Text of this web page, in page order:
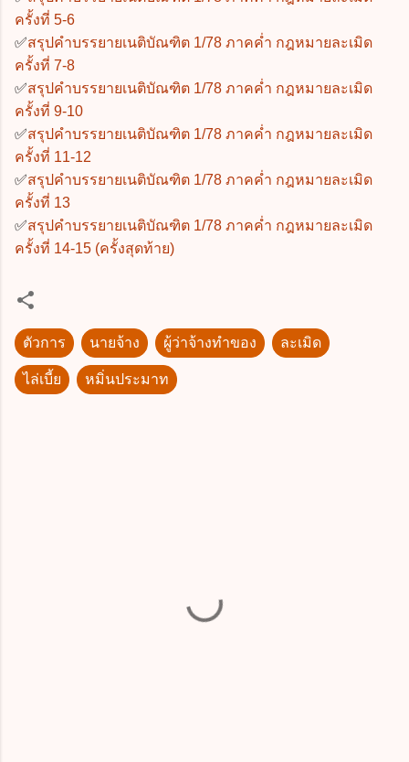
ครั้งที่ 5-6
✅สรุปคำบรรยายเนติบัณฑิต 1/78 ภาคค่ำ กฎหมายละเมิด
ครั้งที่ 7-8
✅สรุปคำบรรยายเนติบัณฑิต 1/78 ภาคค่ำ กฎหมายละเมิด
ครั้งที่ 9-10
✅สรุปคำบรรยายเนติบัณฑิต 1/78 ภาคค่ำ กฎหมายละเมิด
ครั้งที่ 11-12
✅สรุปคำบรรยายเนติบัณฑิต 1/78 ภาคค่ำ กฎหมายละเมิด
ครั้งที่ 13
✅สรุปคำบรรยายเนติบัณฑิต 1/78 ภาคค่ำ กฎหมายละเมิด
ครั้งที่ 14-15 (ครั้งสุดท้าย)
ตัวการ นายจ้าง ผู้ว่าจ้างทำของ ละเมิด
ไล่เบี้ย หมิ่นประมาท